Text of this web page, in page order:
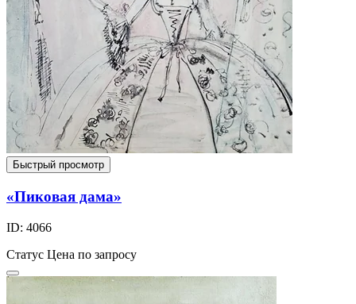
Быстрый просмотр
«Пиковая дама»
ID: 4066
Статус Цена по запросу